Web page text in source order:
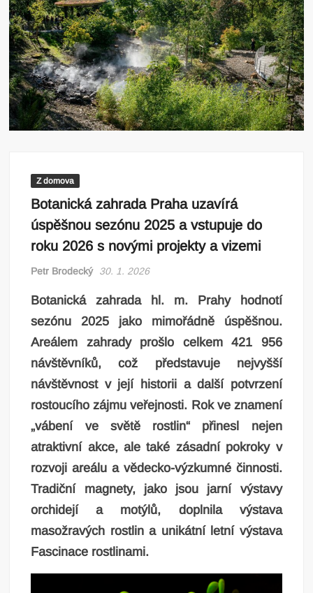
Z domova
Botanická zahrada Praha uzavírá
úspěšnou sezónu 2025 a vstupuje do
roku 2026 s novými projekty a vizemi
Petr Brodecký 30. 1. 2026
Botanická zahrada hl. m. Prahy hodnotí
sezónu 2025 jako mimořádně úspěšnou.
Areálem zahrady prošlo celkem 421 956
návštěvníků, což představuje nejvyšší
návštěvnost v její historii a další potvrzení
rostoucího zájmu veřejnosti. Rok ve znamení
„vábení ve světě rostlin“ přinesl nejen
atraktivní akce, ale také zásadní pokroky v
rozvoji areálu a vědecko-výzkumné činnosti.
Tradiční magnety, jako jsou jarní výstavy
orchidejí a motýlů, doplnila výstava
masožravých rostlin a unikátní letní výstava
Fascinace rostlinami.